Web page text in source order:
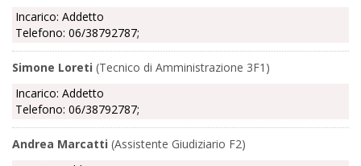
Incarico: Addetto
Telefono: 06/38792787;
Simone Loreti (Tecnico di Amministrazione 3F1)
Incarico: Addetto
Telefono: 06/38792787;
Andrea Marcatti (Assistente Giudiziario F2)